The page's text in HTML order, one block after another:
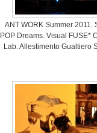
ANT WORK Summer 2011.
POP Dreams. Visual FUSE*
Lab. Allestimento Gualtiero